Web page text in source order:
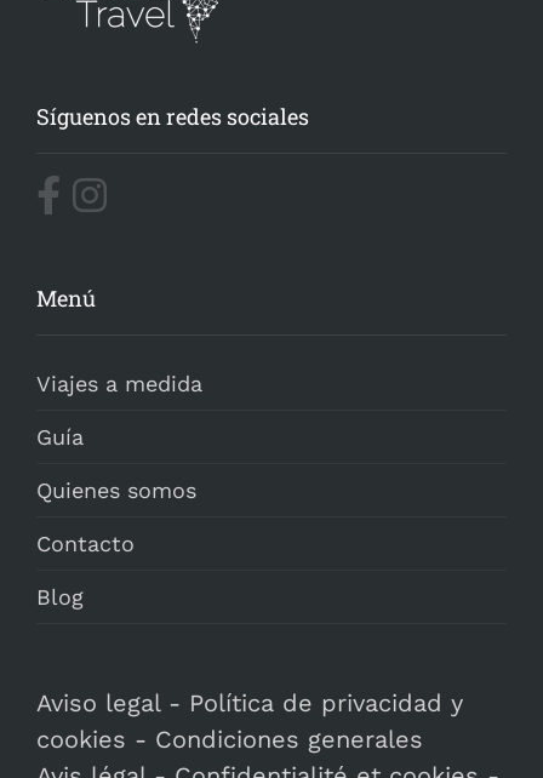
Síguenos en redes sociales
Menú
Viajes a medida
Guía
Quienes somos
Contacto
Blog
Aviso legal- Política de privacidad y
cookies - Condiciones generales